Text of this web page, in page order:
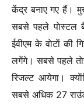
केंद्र बनाए गए हैं।
सबसे पहले पाेस्टल
ईवीएम के वाेटाें
लगेंगे। सबसे पहले
रिजल्ट आयेगा।
सबसे अधिक 27 राउंड